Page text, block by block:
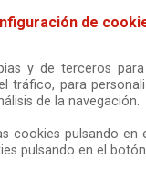
de
y de terceros
tráfico, para
de la navegación.
cookies pulsando en
pulsando en el botón